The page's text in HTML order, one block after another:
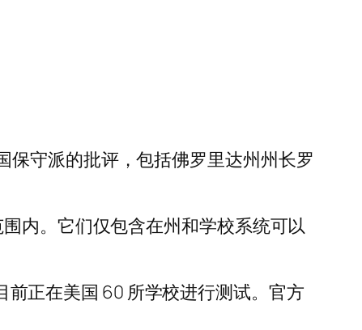
保守派的批评，包括佛罗里达州州长罗
内。它们仅包含在州和学校系统可以
正在美国 60 所学校进行测试。官方